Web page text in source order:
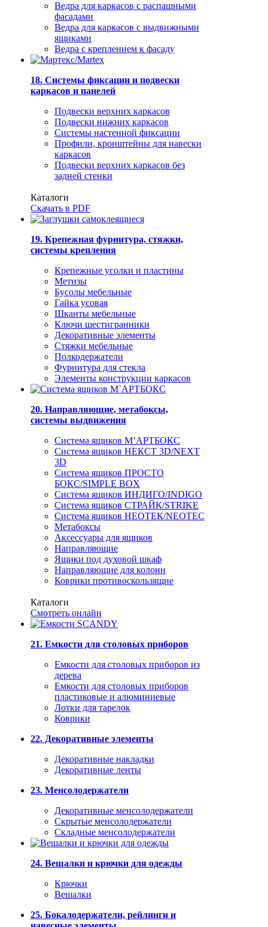
Ведра для каркасов с распашными
фасадами
Ведра для каркасов с выдвижными
ящиками
Ведра с креплением к фасаду
18. Системы фиксации и подвески
каркасов и панелей
Подвески верхних каркасов
Подвески нижних каркасов
Системы настенной фиксации
Профили, кронштейны для навески
каркасов
Подвески верхних каркасов без
задней стенки
Каталоги
Скачать в PDF
19. Крепежная фурнитура, стяжки,
системы крепления
Крепежные уголки и пластины
Метизы
Бусолы мебельные
Гайка усовая
Шканты мебельные
Ключи шестигранники
Декоративные элементы
Стяжки мебельные
Полкодержатели
Фурнитура для стекла
Элементы конструкции каркасов
20. Направляющие, метабоксы,
системы выдвижения
Система ящиков М’АРТБОКС
Система ящиков НЕКСТ 3D/NEXT
3D
Система ящиков ПРОСТО
БОКС/SIMPLE BOX
Система ящиков ИНДИГО/INDIGO
Система ящиков СТРАЙК/STRIKE
Система ящиков НЕОТЕК/NEOTEC
Метабоксы
Аксессуары для ящиков
Направляющие
Ящики под духовой шкаф
Направляющие для колонн
Коврики противоскользящие
Каталоги
Смотреть онлайн
21. Емкости для столовых приборов
Емкости для столовых приборов из
дерева
Емкости для столовых приборов
пластиковые и алюминиевые
Лотки для тарелок
Коврики
22. Декоративные элементы
Декоративные накладки
Декоративные ленты
23. Менсолодержатели
Декоративные менсолодержатели
Скрытые менсолодержатели
Складные менсолодержатели
24. Вешалки и крючки для одежды
Крючки
Вешалки
25. Бокалодержатели, рейлинги и